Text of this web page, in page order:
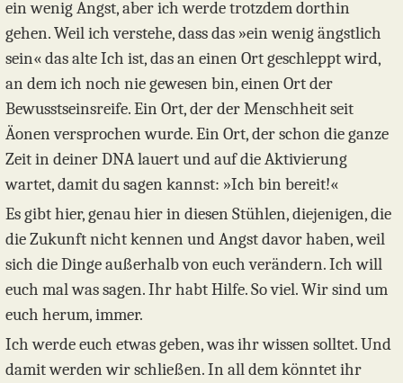
ein wenig Angst, aber ich werde trotzdem dorthin
gehen. Weil ich verstehe, dass das »ein wenig ängstlich
sein« das alte Ich ist, das an einen Ort geschleppt wird,
an dem ich noch nie gewesen bin, einen Ort der
Bewusstseinsreife. Ein Ort, der der Menschheit seit
Äonen versprochen wurde. Ein Ort, der schon die ganze
Zeit in deiner DNA lauert und auf die Aktivierung
wartet, damit du sagen kannst: »Ich bin bereit!«
Es gibt hier, genau hier in diesen Stühlen, diejenigen, die
die Zukunft nicht kennen und Angst davor haben, weil
sich die Dinge außerhalb von euch verändern. Ich will
euch mal was sagen. Ihr habt Hilfe. So viel. Wir sind um
euch herum, immer.
Ich werde euch etwas geben, was ihr wissen solltet. Und
damit werden wir schließen. In all dem könntet ihr